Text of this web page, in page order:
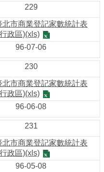
229
北市商業登記家數統計表
政區)(xls)
96-07-06
230
北市商業登記家數統計表
政區)(xls)
96-06-08
231
北市商業登記家數統計表
政區)(xls)
96-05-08